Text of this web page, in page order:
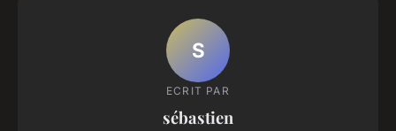
S
ECRIT PAR
sébastien